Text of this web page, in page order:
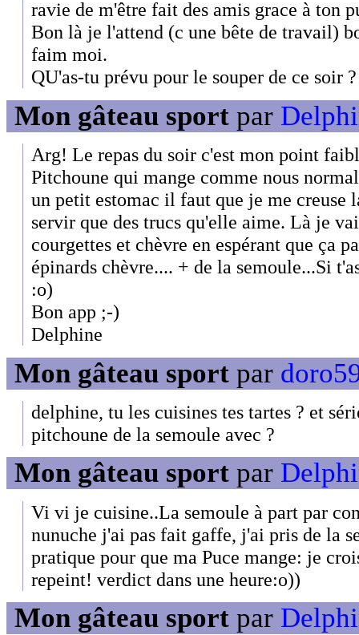
ravie de m'être fait des amis grace à ton
Bon là je l'attend (c une bête de travail)
faim moi.
QU'as-tu prévu pour le souper de ce soir ?
Mon gâteau sport par
Arg! Le repas du soir c'est mon point
Pitchoune qui mange comme nous
un petit estomac il faut que je me
servir que des trucs qu'elle aime. Là je
courgettes et chèvre en espérant que ça
épinards chèvre.... + de la semoule...Si
:o)
Bon app ;-)
Delphine
Mon gâteau sport par
delphine, tu les cuisines tes tartes ? et
pitchoune de la semoule avec ?
Mon gâteau sport par
Vi vi je cuisine..La semoule à part par
nunuche j'ai pas fait gaffe, j'ai pris de la
pratique pour que ma Puce mange: je
repeint! verdict dans une heure:o))
Mon gâteau sport par